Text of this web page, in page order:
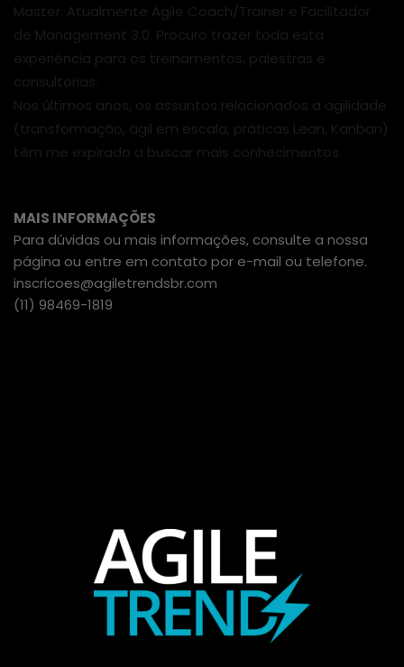
Master. Atualmente Agile Coach/Trainer e Facilitador
de Management 3.0. Procuro trazer toda esta
experiência para os treinamentos, palestras e
consultorias.
Nos últimos anos, os assuntos relacionados a agilidade
(transformação, ágil em escala, práticas Lean, Kanban)
têm me expirado a buscar mais conhecimentos.
MAIS INFORMAÇÕES
Para dúvidas ou mais informações, consulte a nossa
página ou entre em contato por e-mail ou telefone.
inscricoes@agiletrendsbr.com
(11) 98469-1819